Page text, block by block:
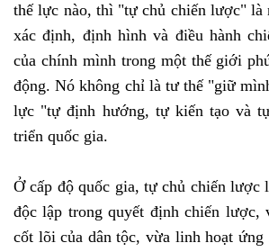
thế lực nào, thì "tự chủ chiến lược" là
xác định, định hình và điều hành
của chính mình trong một thế giới
động. Nó không chỉ là tư thế "giữ
lực "tự định hướng, tự kiến tạo và
triển quốc gia.
Ở cấp độ quốc gia, tự chủ chiến lược
độc lập trong quyết định chiến lược,
cốt lõi của dân tộc, vừa linh hoạt ứng